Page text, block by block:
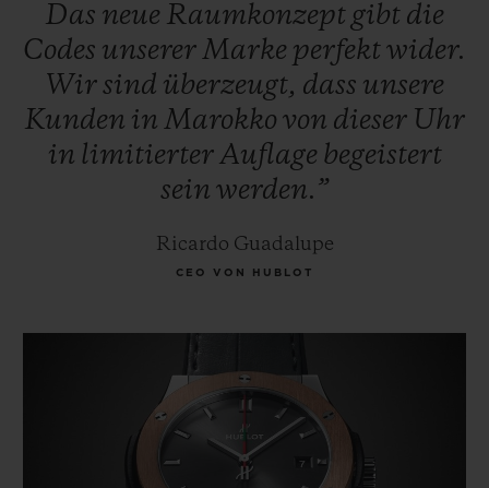
Anlass wurde zu Ehren Marokkos eine
exklusive Uhr, die Classic Fusion 42 mm
"Morocco" Special Edition, kreiert.
Das neue Raumkonzept gibt die
Codes unsererMarke perfektwider.
Wirsind überzeugt, dass unsere
Kunden in Marokko von dieser Uhr
in limitierterAuflage begeistert
sein werden.”
Ricardo Guadalupe
CEO VON HUBLOT